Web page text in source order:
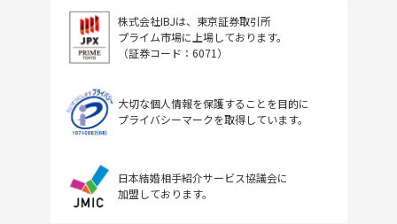
株式会社IBJは、東京証券取引所
プライム市場に上場しております。
（証券コード：6071）
大切な個人情報を保護することを目的に
プライバシーマークを取得しています。
日本結婚相手紹介サービス協議会に
加盟しております。